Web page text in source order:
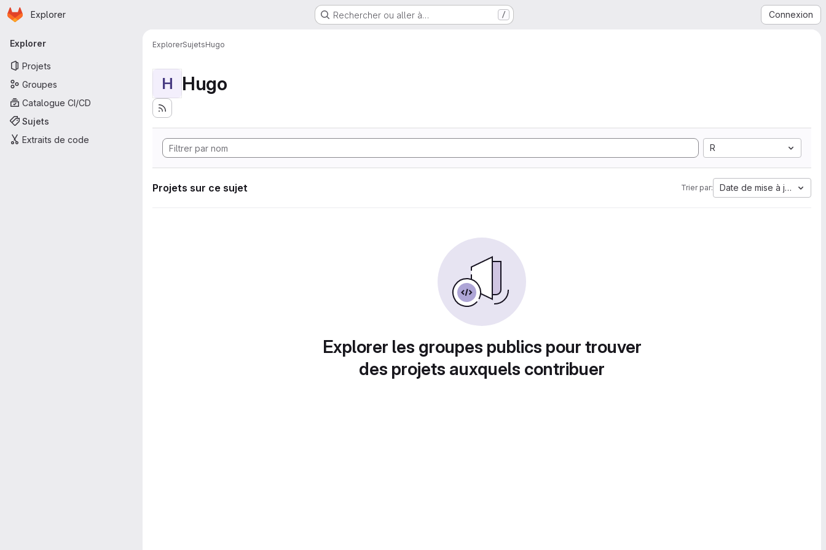
Passer au contenu principal
Page d'accueil
Explorer Rechercher ou aller à… / Connexion
Navigation principale
Explorer
Projets
Groupes
Catalogue CI/CD
Sujets
Extraits de code
ExplorerSujetsHugo
H Hugo
R
Projets sur ce sujet Trier par: Date de mise à jour
Explorer les groupes publics pour trouver
des projets auxquels contribuer